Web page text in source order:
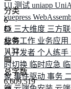
UI 测试 uniapp
vuepress
标 三大维度 三方
业务工作 业务应用
人开发者 个人练手
时切换 临时应急
象 事件驱动 事务
分类
6
标签
1132
总字数
6,609,519